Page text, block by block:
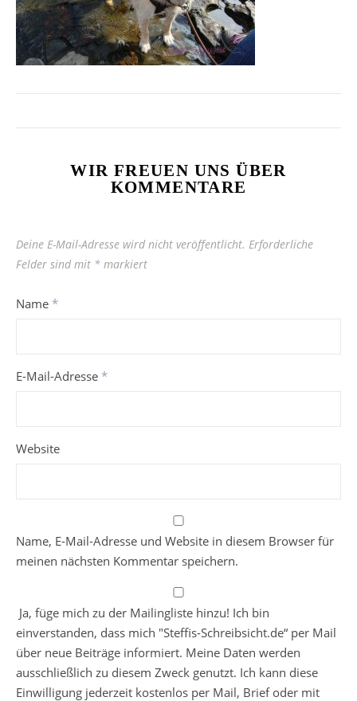
WIR FREUEN UNS ÜBER
KOMMENTARE
Deine E-Mail-Adresse wird nicht veröffentlicht. Erforderliche
Felder sind mit * markiert
Name *
E-Mail-Adresse *
Website
Name, E-Mail-Adresse und Website in diesem Browser für
meinen nächsten Kommentar speichern.
Ja, füge mich zu der Mailingliste hinzu! Ich bin
einverstanden, dass mich "Steffis-Schreibsicht.de“ per Mail
über neue Beiträge informiert. Meine Daten werden
ausschließlich zu diesem Zweck genutzt. Ich kann diese
Einwilligung jederzeit kostenlos per Mail, Brief oder mit